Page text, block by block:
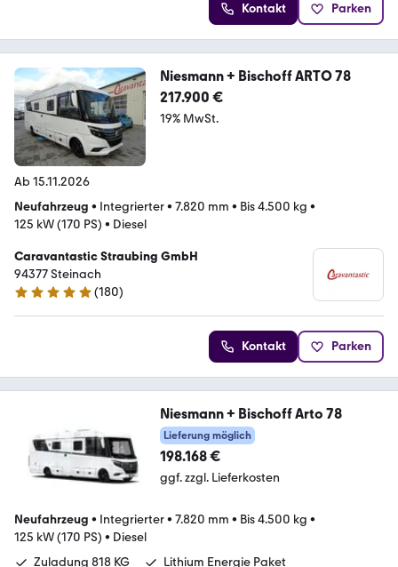
Kontakt Parken
Niesmann + Bischoff ARTO 78
217.900 €
19% MwSt.
Ab 15.11.2026
Neufahrzeug • Integrierter• 7.820 mm • Bis 4.500 kg •
125 kW (170 PS) • Diesel
Caravantastic Straubing GmbH
94377 Steinach
4.8 Sterne
(180)
Kontakt Parken
Niesmann + Bischoff Arto 78
Lieferung möglich
198.168 €
ggf. zzgl. Lieferkosten
Neufahrzeug • Integrierter• 7.820 mm • Bis 4.500 kg •
125 kW (170 PS) • Diesel
Zuladung 818 KG
Lithium Energie Paket